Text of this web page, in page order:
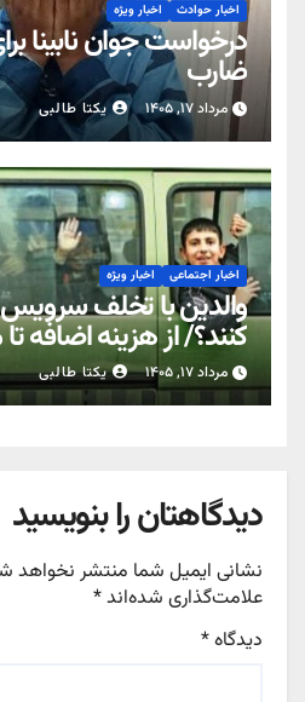
اخبار حوادث اخبار ویژه
درخواست جوان
ضارب
مرداد ۱۷, ۱۴۰۵ یکتا طالبی
اخبار اجتماعی اخبار ویژه
والدین با تخلف
کنند؟/ از هزینه اضافه
مرداد ۱۷, ۱۴۰۵ یکتا طالبی
دیدگاهتان را بنویسید
نشانی ایمیل شما منتشر نخواهد
علامت‌گذاری شده‌اند*
دیدگاه*